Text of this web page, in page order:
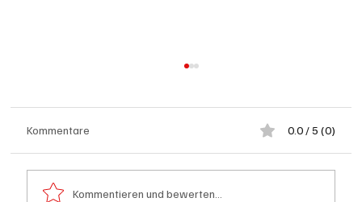
Kommentare 0.0 / 5 (0)
Kommentieren und bewerten...